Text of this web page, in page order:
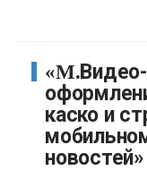
«М.Видео-Эльдорадо» начало
каско и
новостей»